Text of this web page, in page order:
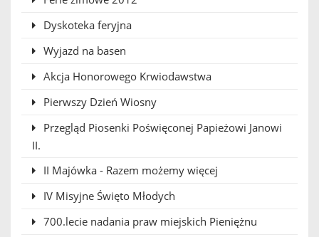
Dyskoteka feryjna
Wyjazd na basen
Akcja Honorowego Krwiodawstwa
Pierwszy Dzień Wiosny
Przegląd Piosenki Poświęconej Papieżowi Janowi
II.
II Majówka - Razem możemy więcej
IV Misyjne Święto Młodych
700.lecie nadania praw miejskich Pieniężnu